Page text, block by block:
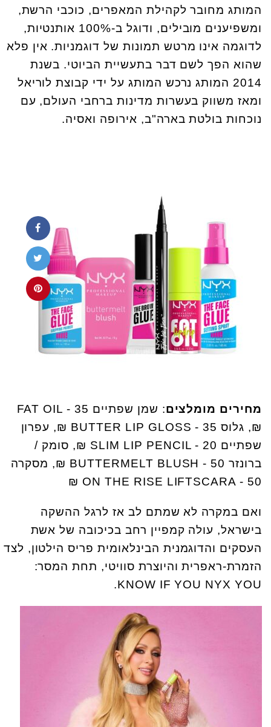
המותג מחובר לקהילת המאפרים, כוכבי הרשת,
ומשפיענים מובילים, ודוגל ב-100% אותנטיות,
לדוגמה אינו מרטש תמונות של דוגמניות. אין פלא
שהוא הפך לשם דבר בתעשיית הביוטי. בשנת
2014 המותג נרכש המותג על ידי קבוצת לוריאל
ומאז משווק בעשרות מדינות ברחבי העולם, עם
נוכחות בולטת בארה"ב, אירופה ואסיה.
מחירים מומלצים
: שמן שפתיים FAT OIL - 35
₪, גלוס BUTTER LIP GLOSS - 35 ₪, עפרון
שפתיים SLIM LIP PENCIL - 20 ₪, סומק /
ברונזר BUTTERMELT BLUSH - 50 ₪, מסקרה
ON THE RISE LIFTSCARA - 50 ₪
ואם במקרה לא שמתם לב אז לרגל ההשקה
בישראל, עולה קמפיין רחב בכיכובה של אשת
העסקים והדוגמנית הבינלאומית פריס הילטון, לצד
הזמרת-ראפרית והיוצרת סוויטי, תחת המסר:
KNOW IF YOU NYX YOU.